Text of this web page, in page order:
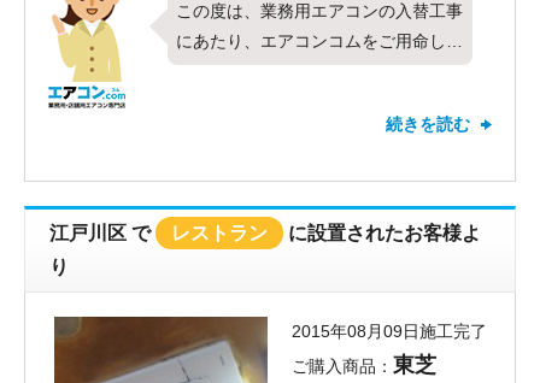
この度は、業務用エアコンの入替工事
にあたり、エアコンコムをご用命して
くださりありがとうございます。
ン、天カセ４方向、５馬力シングルの
取り付け工事後のエアコンの調子はい
かがでしょうか？
が生じた際は、ぜひエアコンコムまで
よろしくお願い致します。
続きを読む
江戸川区 で レストラン
に設置されたお客様よ
り
2015年08月09日施工完了
ご購入商品： 東芝